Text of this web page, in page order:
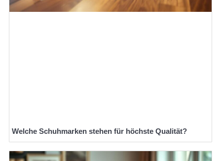
Welche Schuhmarken stehen für höchste Qualität?